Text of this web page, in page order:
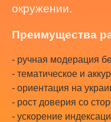
окружении.
Преимущества
- ручная модерация
- тематическое и
- ориентация на
- рост доверия со
- ускорение